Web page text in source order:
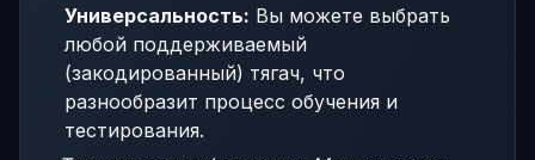
Универсальность: Вы можете выбрать
любой поддерживаемый
(закодированный) тягач, что
разнообразит процесс обучения и
тестирования.